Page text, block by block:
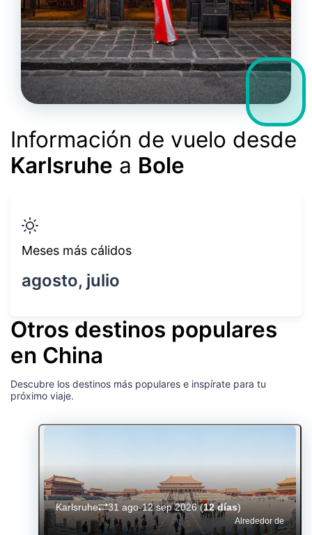
Información de vuelo desde
Karlsruhe a Bole
Meses más cálidos
agosto, julio
Otros destinos populares
en China
Descubre los destinos más populares e inspírate para tu
próximo viaje.
Alrededor de
Karlsruhe 31 ago-12 sep 2026(12 días)